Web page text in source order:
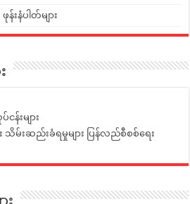
းနံပါတ်များ
းများ
သိမ်းဆည်းခံရမှုများ ပြန်လည်စီစစ်ရေး